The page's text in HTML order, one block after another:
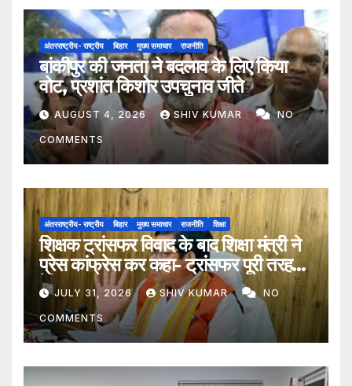
अंतरराष्ट्रीय- राष्ट्रीय बिहार मुख्य समाचार राजनीति
बांकीपुर की जनता ने बदलाव के लिए किया
वोट, प्रशांत किशोर उपचुनाव जीते
AUGUST 4, 2026 SHIV KUMAR NO
COMMENTS
अंतरराष्ट्रीय- राष्ट्रीय बिहार मुख्य समाचार राजनीति शिक्षा
शिक्षक ट्रांसफर विवाद के बाद शिक्षा मंत्री ने
प्रेस कांफ्रेस कर कहा- ट्रांसफर पूरी तरह
ऐच्छिक
JULY 31, 2026 SHIV KUMAR NO
COMMENTS